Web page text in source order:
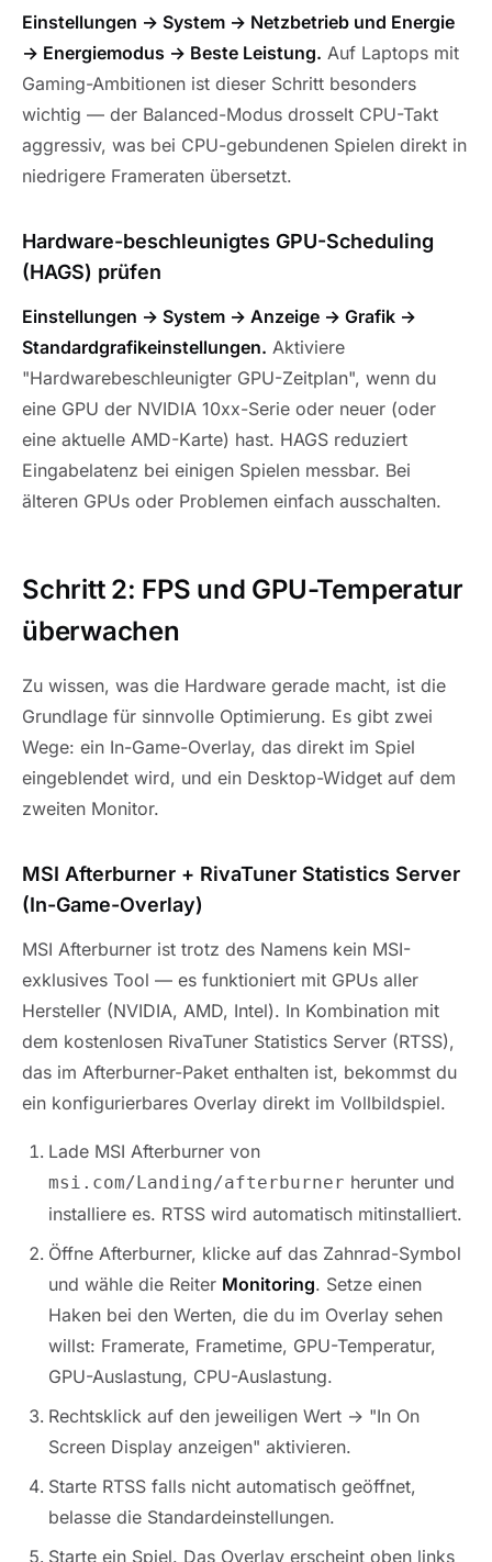
Einstellungen → System → Netzbetrieb und Energie
→ Energiemodus → Beste Leistung. Auf Laptops mit
Gaming-Ambitionen ist dieser Schritt besonders
wichtig — der Balanced-Modus drosselt CPU-Takt
aggressiv, was bei CPU-gebundenen Spielen direkt in
niedrigere Frameraten übersetzt.
Hardware-beschleunigtes GPU-Scheduling
(HAGS) prüfen
Einstellungen → System → Anzeige → Grafik →
Standardgrafikeinstellungen. Aktiviere
"Hardwarebeschleunigter GPU-Zeitplan", wenn du
eine GPU der NVIDIA 10xx-Serie oder neuer (oder
eine aktuelle AMD-Karte) hast. HAGS reduziert
Eingabelatenz bei einigen Spielen messbar. Bei
älteren GPUs oder Problemen einfach ausschalten.
Schritt 2: FPS und GPU-Temperatur
überwachen
Zu wissen, was die Hardware gerade macht, ist die
Grundlage für sinnvolle Optimierung. Es gibt zwei
Wege: ein In-Game-Overlay, das direkt im Spiel
eingeblendet wird, und ein Desktop-Widget auf dem
zweiten Monitor.
MSI Afterburner + RivaTuner Statistics Server
(In-Game-Overlay)
MSI Afterburner ist trotz des Namens kein MSI-
exklusives Tool — es funktioniert mit GPUs aller
Hersteller (NVIDIA, AMD, Intel). In Kombination mit
dem kostenlosen RivaTuner Statistics Server (RTSS),
das im Afterburner-Paket enthalten ist, bekommst du
ein konfigurierbares Overlay direkt im Vollbildspiel.
Lade MSI Afterburner von
msi.com/Landing/afterburner herunter und
installiere es. RTSS wird automatisch mitinstalliert.
Öffne Afterburner, klicke auf das Zahnrad-Symbol
und wähle die Reiter Monitoring. Setze einen
Haken bei den Werten, die du im Overlay sehen
willst: Framerate, Frametime, GPU-Temperatur,
GPU-Auslastung, CPU-Auslastung.
Rechtsklick auf den jeweiligen Wert → "In On
Screen Display anzeigen" aktivieren.
Starte RTSS falls nicht automatisch geöffnet,
belasse die Standardeinstellungen.
Starte ein Spiel. Das Overlay erscheint oben links